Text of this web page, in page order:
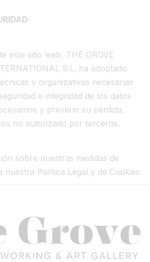
este sitio web, THE GROVE
S.L. ha adoptado
y organizativas necesarias
e integridad de los datos
y prevenir su pérdida,
no autorizado por terceros.
sobre nuestras medidas de
nuestra Política Legal y de Cookies.